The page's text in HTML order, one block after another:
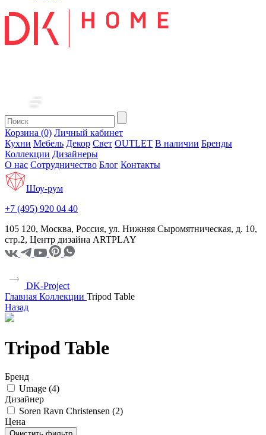
Корзина (0) Личный кабинет
Кухни Мебель Декор Свет OUTLET В наличии Бренды
Коллекции Дизайнеры
О нас Сотрудничество Блог Контакты
Шоу-рум
+7 (495) 920 04 40
105 120, Москва, Россия, ул. Нижняя Сыромятническая, д. 10,
стр.2, Центр дизайна ARTPLAY
DK-Project
Главная Коллекции Tripod Table
Назад
Tripod Table
Бренд
Umage (4)
Дизайнер
Soren Ravn Christensen (2)
Цена